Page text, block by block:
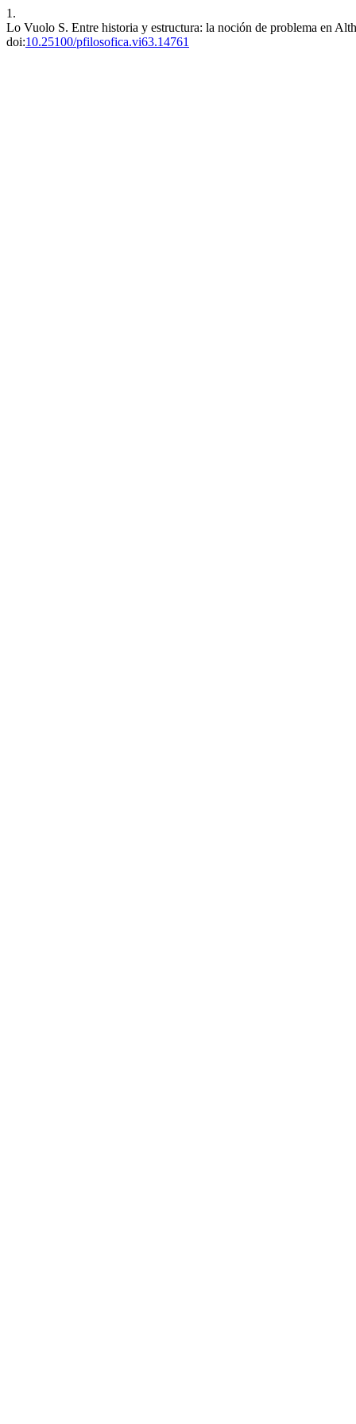
1.
Lo Vuolo S. Entre historia y estructura: la noción de problema en
doi:10.25100/pfilosofica.vi63.14761